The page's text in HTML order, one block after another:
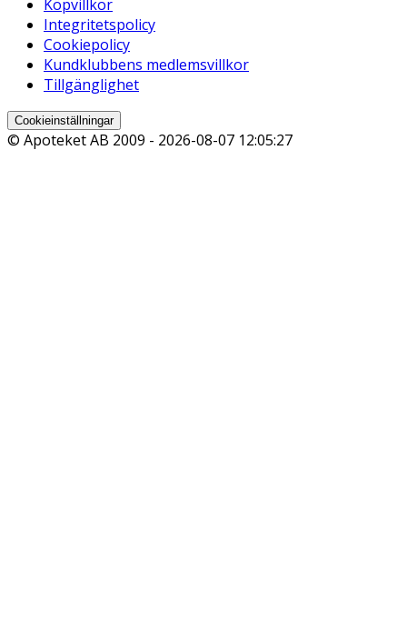
Köpvillkor
Integritetspolicy
Cookiepolicy
Kundklubbens medlemsvillkor
Tillgänglighet
Cookieinställningar
© Apoteket AB 2009 - 2026-08-07 12:05:27